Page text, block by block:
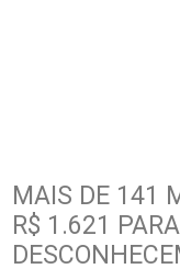
MAIS DE 141
R$ 1.621